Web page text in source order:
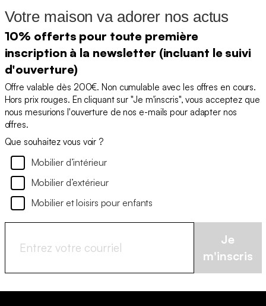
Votre maison va adorer nos actus
10% offerts pour toute première
inscription à la newsletter (incluant le suivi
d'ouverture)
Offre valable dès 200€. Non cumulable avec les offres en cours.
Hors prix rouges. En cliquant sur "Je m'inscris", vous acceptez que
nous mesurions l'ouverture de nos e-mails pour adapter nos
offres.
Que souhaitez vous voir ?
Mobilier d’intérieur
Mobilier d’extérieur
Mobilier et loisirs pour enfants
Je
m'inscris